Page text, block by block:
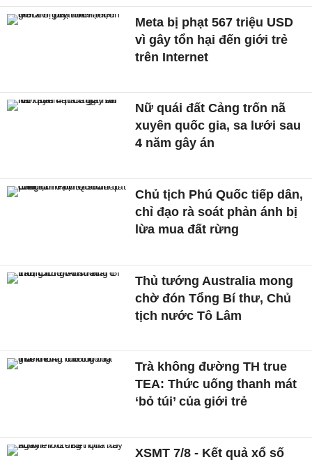
Meta bị phạt 567 triệu USD
vì gây tổn hại đến giới trẻ
trên Internet
Nữ quái đất Cảng trốn nã
xuyên quốc gia, sa lưới sau
4 năm gây án
Chủ tịch Phú Quốc tiếp dân,
chỉ đạo rà soát phản ánh bị
lừa mua đất rừng
Thủ tướng Australia mong
chờ đón Tổng Bí thư, Chủ
tịch nước Tô Lâm
Trà không đường TH true
TEA: Thức uống thanh mát
‘bỏ túi’ của giới trẻ
XSMT 7/8 - Kết quả xổ số